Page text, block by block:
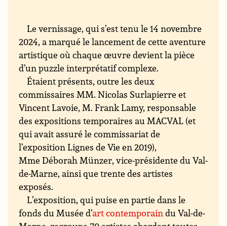
Le vernissage, qui s’est tenu le 14 novembre
2024, a marqué le lancement de cette aventure
artistique où chaque œuvre devient la pièce
d’un puzzle interprétatif complexe.
Étaient présents, outre les deux
commissaires MM. Nicolas Surlapierre et
Vincent Lavoie, M. Frank Lamy, responsable
des expositions temporaires au MACVAL (et
qui avait assuré le commissariat de
l’exposition Lignes de Vie en 2019),
Mme Déborah Münzer, vice-présidente du Val-
de-Marne, ainsi que trente des artistes
exposés.
L’exposition, qui puise en partie dans le
fonds du Musée d’art contemporaindu Val-de-